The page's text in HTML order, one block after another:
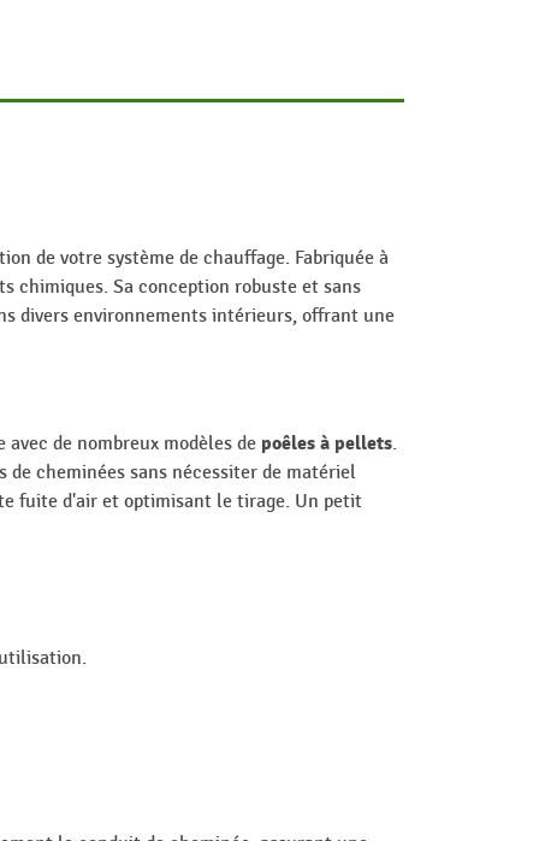
de votre système de chauffage. Fabriquée à
chimiques. Sa conception robuste et sans
divers environnements intérieurs, offrant une
de nombreux modèles de poêles à pellets.
cheminées sans nécessiter de matériel
fuite d'air et optimisant le tirage. Un petit